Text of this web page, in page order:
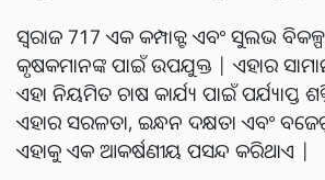
ସ୍ୱରାଜ 717 ଏକ କମ୍ପାକ୍ଟ ଏବଂ ସୁଲଭ ବିକଳ୍ପ,
କୃଷକମାନଙ୍କ ପାଇଁ ଉପଯୁକ୍ତ | ଏହାର
ଏହା ନିୟମିତ ଚାଷ କାର୍ଯ୍ୟ ପାଇଁ ପର୍ଯ୍ୟାପ୍ତ
ଏହାର ସରଳତା, ଇନ୍ଧନ ଦକ୍ଷତା ଏବଂ
ଏହାକୁ ଏକ ଆକର୍ଷଣୀୟ ପସନ୍ଦ କରିଥାଏ |